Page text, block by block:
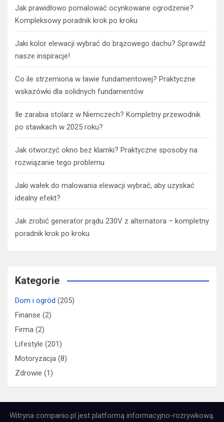
Jak prawidłowo pomalować ocynkowane ogrodzenie?
Kompleksowy poradnik krok po kroku
Jaki kolor elewacji wybrać do brązowego dachu? Sprawdź
nasze inspiracje!
Co ile strzemiona w ławie fundamentowej? Praktyczne
wskazówki dla solidnych fundamentów
Ile zarabia stolarz w Niemczech? Kompletny przewodnik
po stawkach w 2025 roku?
Jak otworzyć okno bez klamki? Praktyczne sposoby na
rozwiązanie tego problemu
Jaki wałek do malowania elewacji wybrać, aby uzyskać
idealny efekt?
Jak zrobić generator prądu 230V z alternatora – kompletny
poradnik krok po kroku
Kategorie
Dom i ogród (205)
Finanse (2)
Firma (2)
Lifestyle (201)
Motoryzacja (8)
Zdrowie (1)
Witryna companio.pl jest platformą informacyjno-rozrywkową.